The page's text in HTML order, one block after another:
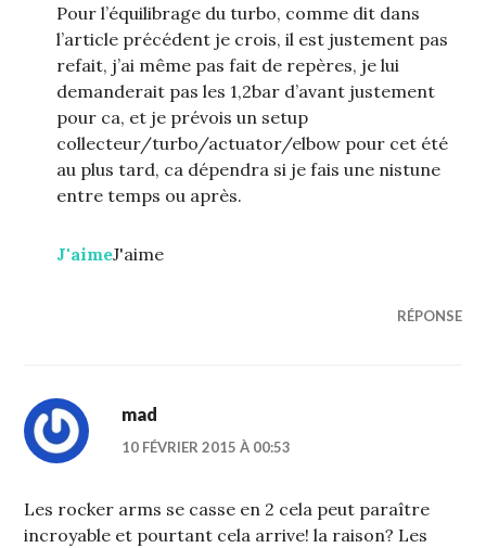
Pour l’équilibrage du turbo, comme dit dans
l’article précédent je crois, il est justement pas
refait, j’ai même pas fait de repères, je lui
demanderait pas les 1,2bar d’avant justement
pour ca, et je prévois un setup
collecteur/turbo/actuator/elbow pour cet été
au plus tard, ca dépendra si je fais une nistune
entre temps ou après.
J'aimeJ'aime
RÉPONSE
mad
10 FÉVRIER 2015 À 00:53
Les rocker arms se casse en 2 cela peut paraître
incroyable et pourtant cela arrive! la raison? Les